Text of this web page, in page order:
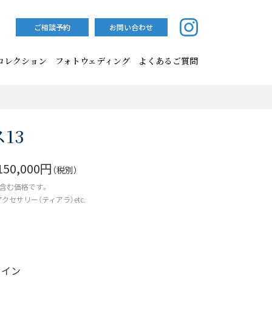
レクション フォトウェディング よくあるご質問
ご相談予約 お問い合わせ
円 （税別）
価格です。
セサリー（ティアラ）etc.
ン